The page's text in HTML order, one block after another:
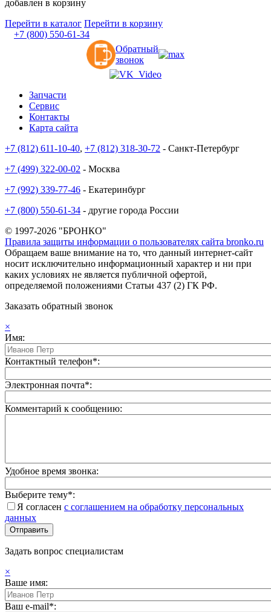
добавлен в корзину
Перейти в каталог Перейти в корзину
+7 (800) 550-61-34
Обратный
звонок
Запчасти
Сервис
Контакты
Карта сайта
+7 (812) 611-10-40, +7 (812) 318-30-72 - Санкт-Петербург
+7 (499) 322-00-02 - Москва
+7 (992) 339-77-46 - Екатеринбург
+7 (800) 550-61-34 - другие города России
© 1997-2026 "БРОНКО"
Правила защиты информации о пользователях сайта bronko.ru
Обращаем ваше внимание на то, что данный интернет-сайт
носит исключительно информационный характер и ни при
каких условиях не является публичной офертой,
определяемой положениями Статьи 437 (2) ГК РФ.
Заказать обратный звонок
×
Имя:
Контактный телефон*:
Электронная почта*:
Комментарий к сообщению:
Удобное время звонка:
Выберите тему*:
Я согласен с соглашением на обработку персональных
данных
Задать вопрос специалистам
×
Ваше имя:
Ваш e-mail*: